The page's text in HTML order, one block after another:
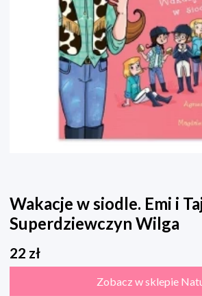
Wakacje w siodle. Emi i
Superdziewczyn Wilga
22 zł
Zobacz w sklepie